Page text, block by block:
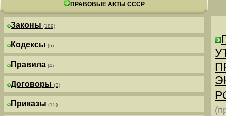
ПРАВОВЫЕ АКТЫ СССР
Законы (189)
Кодексы (5)
Правила (4)
Договоры (3)
Приказы (15)